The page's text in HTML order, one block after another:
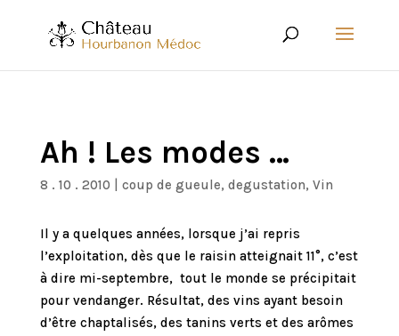
Ah ! Les modes …
8 . 10 . 2010 coup de gueule, degustation, Vin
Il y a quelques années, lorsque j’ai repris
l’exploitation, dès que le raisin atteignait 11°, c’est
à dire mi-septembre, tout le monde se précipitait
pour vendanger. Résultat, des vins ayant besoin
d’être chaptalisés, des tanins verts et des arômes